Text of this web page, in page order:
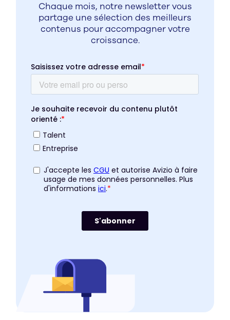
Chaque mois, notre newsletter vous
partage une sélection des meilleurs
contenus pour accompagner votre
croissance.